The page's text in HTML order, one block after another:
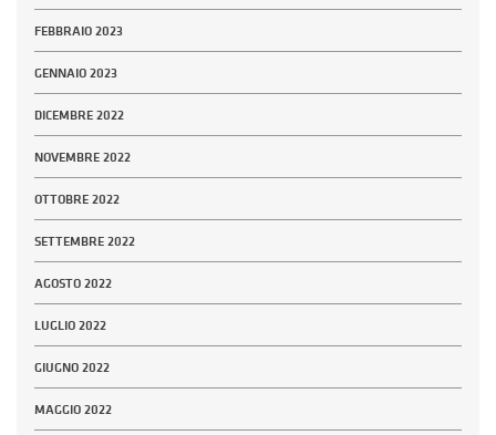
FEBBRAIO 2023
GENNAIO 2023
DICEMBRE 2022
NOVEMBRE 2022
OTTOBRE 2022
SETTEMBRE 2022
AGOSTO 2022
LUGLIO 2022
GIUGNO 2022
MAGGIO 2022